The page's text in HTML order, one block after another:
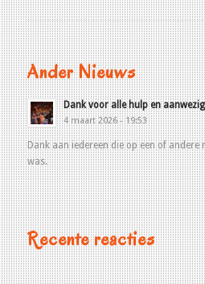
Ander Nieuws
Dank voor alle hulp en
4 maart 2026 - 19:53
Dank aan iedereen die op een of
was.
Recente reacties